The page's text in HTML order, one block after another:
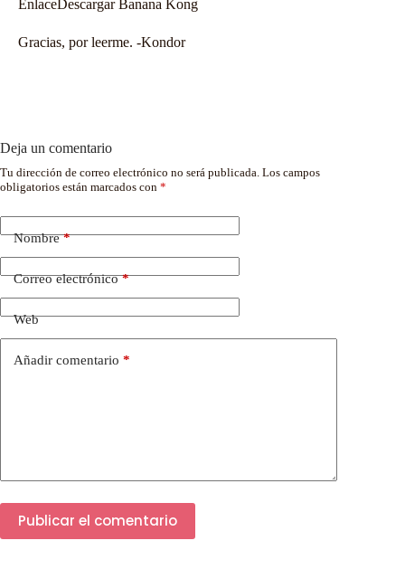
EnlaceDescargar Banana Kong
Gracias, por leerme. -Kondor
Deja un comentario
Tu dirección de correo electrónico no será publicada. Los campos
obligatorios están marcados con *
Nombre*
Correo electrónico*
Web
Añadir comentario *
Publicar el comentario